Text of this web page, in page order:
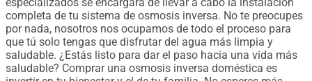
completa de tu sistema de osmosis inversa. No te preocupes
por nada, nosotros nos ocupamos de todo el proceso para
que tú solo tengas que disfrutar del agua más limpia y
saludable. ¿Estás listo para dar el paso hacia una vida más
saludable? Comprar una osmosis inversa doméstica es